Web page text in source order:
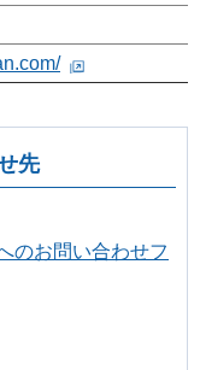
先
のお問い合わせフ